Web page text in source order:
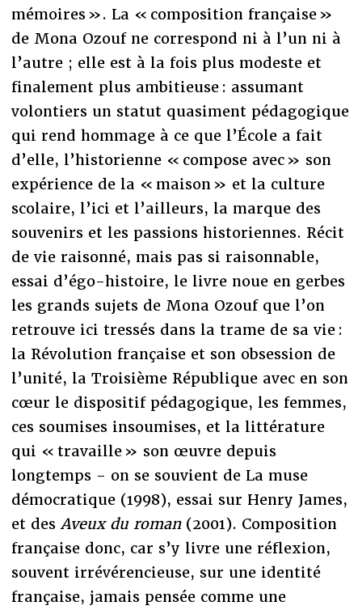
mémoires ». La « composition française »
de Mona Ozouf ne correspond ni à l’un ni à
l’autre ; elle est à la fois plus modeste et
finalement plus ambitieuse : assumant
volontiers un statut quasiment pédagogique
qui rend hommage à ce que l’École a fait
d’elle, l’historienne « compose avec » son
expérience de la « maison » et la culture
scolaire, l’ici et l’ailleurs, la marque des
souvenirs et les passions historiennes. Récit
de vie raisonné, mais pas si raisonnable,
essai d’égo-histoire, le livre noue en gerbes
les grands sujets de Mona Ozouf que l’on
retrouve ici tressés dans la trame de sa vie :
la Révolution française et son obsession de
l’unité, la Troisième République avec en son
cœur le dispositif pédagogique, les femmes,
ces soumises insoumises, et la littérature
qui « travaille » son œuvre depuis
longtemps - on se souvient de La muse
démocratique (1998), essai sur Henry James,
et des Aveux du roman(2001). Composition
française donc, car s’y livre une réflexion,
souvent irrévérencieuse, sur une identité
française, jamais pensée comme une